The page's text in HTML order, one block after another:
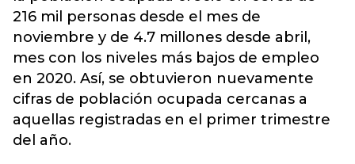
216 mil personas desde el mes de
noviembre y de 4.7 millones desde abril,
mes con los niveles más bajos de empleo
en 2020. Así, se obtuvieron nuevamente
cifras de población ocupada cercanas a
aquellas registradas en el primer trimestre
del año.